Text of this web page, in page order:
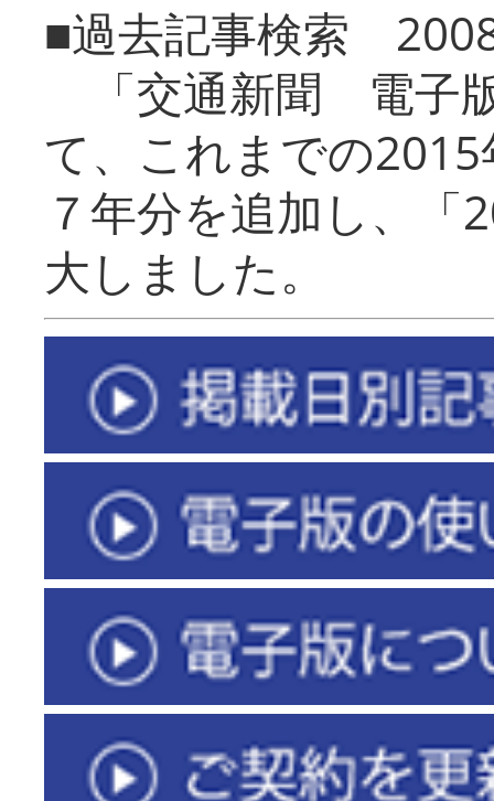
■過去記事検索
「交通新聞 電子
て、これまでの
７年分を追加し、「
大しまし